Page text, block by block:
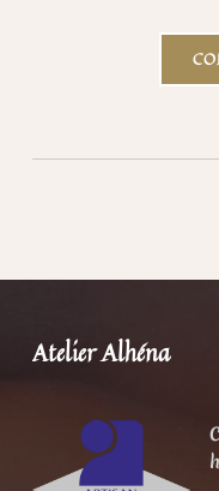
Skip back to main navigation
Atelier Alhéna